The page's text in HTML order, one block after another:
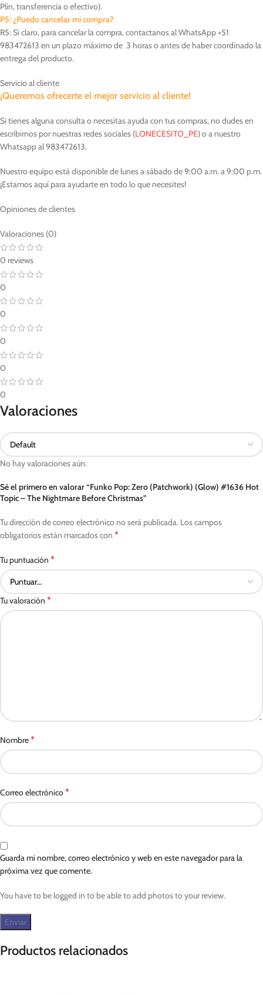
Plin, transferencia o efectivo).
P5: ¿Puedo cancelar mi compra?
R5: Si claro, para cancelar la compra, contactanos al WhatsApp +51
983472613 en un plazo máximo de 3 horas o antes de haber coordinado la
entrega del producto.
Servicio al cliente
¡Queremos ofrecerte el mejor servicio al cliente!
Si tienes alguna consulta o necesitas ayuda con tus compras, no dudes en
escribirnos por nuestras redes sociales (LONECESITO_PE) o a nuestro
Whatsapp al 983472613.
Nuestro equipo está disponible de lunes a sábado de 9:00 a.m. a 9:00 p.m.
¡Estamos aquí para ayudarte en todo lo que necesites!
Opiniones de clientes
Valoraciones (0)
0 reviews
0
0
0
0
0
Valoraciones
No hay valoraciones aún.
Sé el primero en valorar “Funko Pop: Zero (Patchwork) (Glow) #1636 Hot
Topic – The Nightmare Before Christmas”
Tu dirección de correo electrónico no será publicada. Los campos
obligatorios están marcados con *
Tu puntuación *
Tu valoración *
Nombre*
Correo electrónico*
Guarda mi nombre, correo electrónico y web en este navegador para la
próxima vez que comente.
You have to be logged in to be able to add photos to your review.
Productos relacionados